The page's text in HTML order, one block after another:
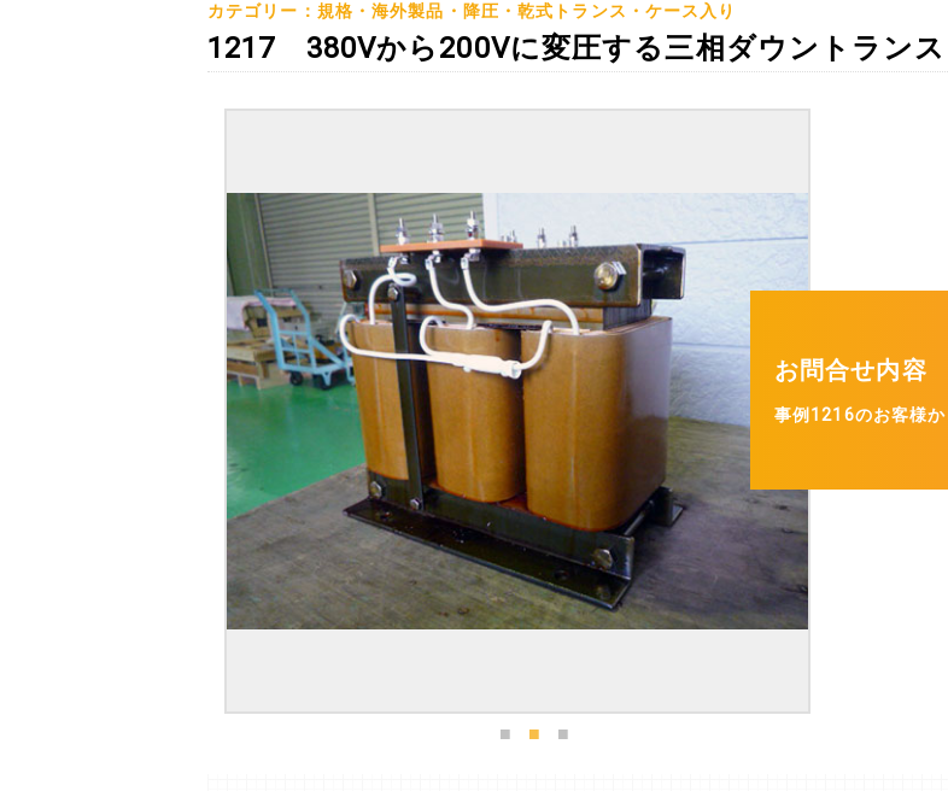
カテゴリー：規格・海外製品・降圧・乾式トランス・ケース入り
1217 380Vから200Vに変圧する三相ダウントランス
お問合せ内容
事例1216のお客様か